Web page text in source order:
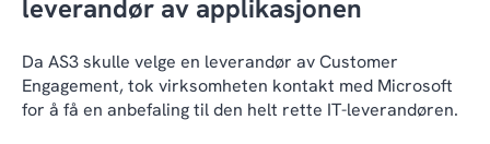
leverandør av applikasjonen
Da AS3 skulle velge en leverandør av Customer
Engagement, tok virksomheten kontakt med Microsoft
for å få en anbefaling til den helt rette IT-leverandøren.